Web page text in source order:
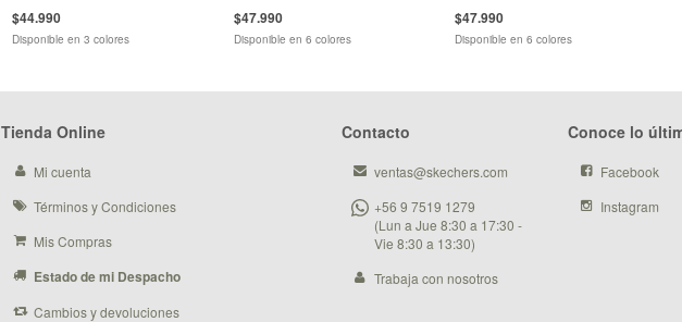
$44.990
Disponible en 3 colores
$47.990
Disponible en 6 colores
$47.990
Disponible en 6 colores
Tienda Online
Mi cuenta
Términos y Condiciones
Mis Compras
Estado de mi Despacho
Cambios y devoluciones
Contacto
ventas@skechers.com
+56 9 7519 1279
(Lun a Jue 8:30 a 17:30 -
Vie 8:30 a 13:30)
Trabaja con nosotros
Conoce lo
Facebook
Instagram